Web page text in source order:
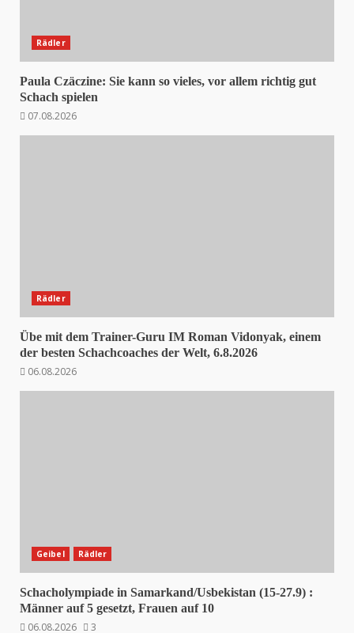
Rädler
Paula Czäczine: Sie kann so vieles, vor allem richtig gut
Schach spielen
07.08.2026
Rädler
Übe mit dem Trainer-Guru IM Roman Vidonyak, einem
der besten Schachcoaches der Welt, 6.8.2026
06.08.2026
Geibel Rädler
Schacholympiade in Samarkand/Usbekistan (15-27.9) :
Männer auf 5 gesetzt, Frauen auf 10
06.08.2026
3